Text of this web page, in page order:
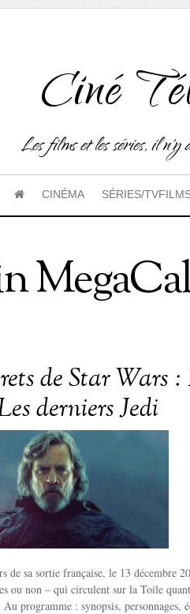
Ciné
Les films et les séries, il
CINÉMA SÉRIES/
de Star Wars :
derniers Jedi
de sa sortie française, le 13 décembre
ou non – qui circulent sur la Toile
Au programme : synopsis, personnages,